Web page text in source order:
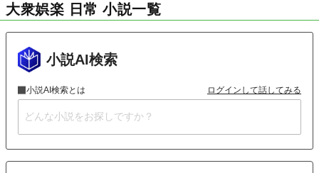
大衆娯楽 日常 小説一覧
小説AI検索
小説AI検索とは ログインして話してみる